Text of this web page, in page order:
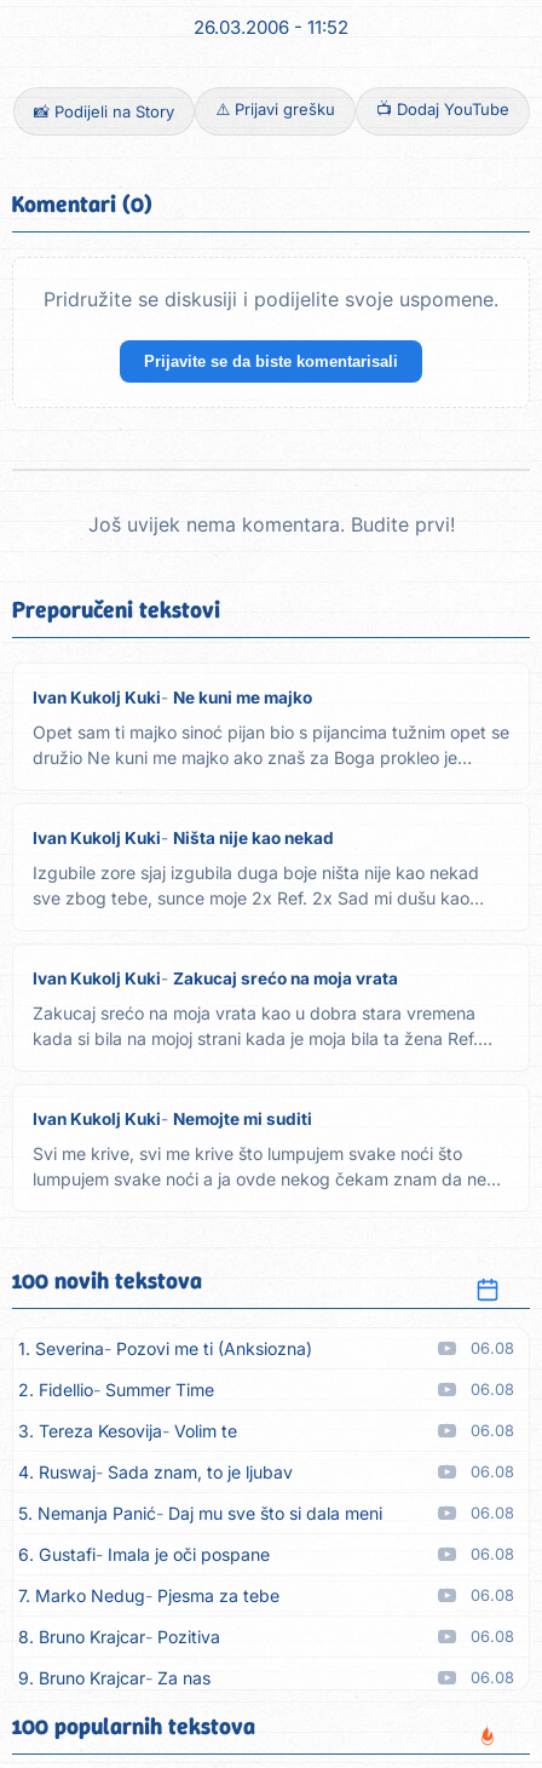
26.03.2006 - 11:52
📸 Podijeli na Story ⚠️ Prijavi grešku 📺 Dodaj YouTube
Komentari (0)
Pridružite se diskusiji i podijelite svoje uspomene.
Prijavite se da biste komentarisali
Još uvijek nema komentara. Budite prvi!
Preporučeni tekstovi
Ivan Kukolj Kuki Ne kuni me majko
Opet sam ti majko sinoć pijan bio s pijancima tužnim opet se
družio Ne kuni me majko ako znaš za Boga prokleo je
Ivan Kukolj Kuki Ništa nije kao nekad
Izgubile zore sjaj izgubila duga boje ništa nije kao nekad
sve zbog tebe, sunce moje 2x Ref. 2x Sad mi dušu kao
Ivan Kukolj Kuki Zakucaj srećo na moja vrata
Zakucaj srećo na moja vrata kao u dobra stara vremena
kada si bila na mojoj strani kada je moja bila ta žena Ref.
Ivan Kukolj Kuki Nemojte mi suditi
Svi me krive, svi me krive što lumpujem svake noći što
lumpujem svake noći a ja ovde nekog čekam znam da neće
100 novih tekstova
1. Severina Pozovi me ti (Anksiozna) 06.08
2. Fidellio Summer Time 06.08
3. Tereza Kesovija Volim te 06.08
4. Ruswaj Sada znam, to je ljubav 06.08
5. Nemanja Panić Daj mu sve što si dala meni 06.08
6. Gustafi Imala je oči pospane 06.08
7. Marko Nedug Pjesma za tebe 06.08
8. Bruno Krajcar Pozitiva 06.08
9. Bruno Krajcar Za nas 06.08
10. Tereza Kesovija Da li ću moći
11. Lidija Bačić Neka se vino toči (Nazdravlje) 06.08
100 popularnih tekstova